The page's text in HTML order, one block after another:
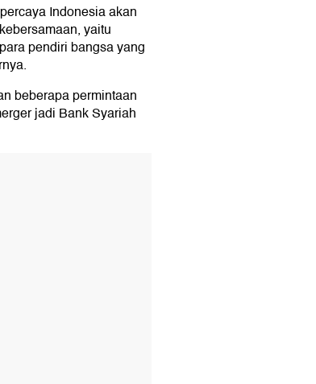
Indonesia akan
yaitu
pendiri bangsa yang
beberapa permintaan
jadi Bank Syariah